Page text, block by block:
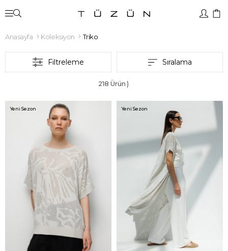
Anasayfa Koleksiyon Triko
Filtreleme Sıralama
218 Ürün
Yeni Sezon Yeni Sezon